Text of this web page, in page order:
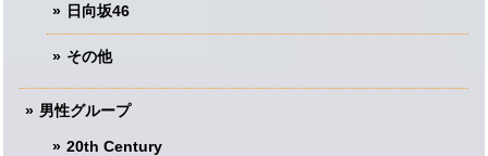
日向坂46
その他
男性グループ
20th Century